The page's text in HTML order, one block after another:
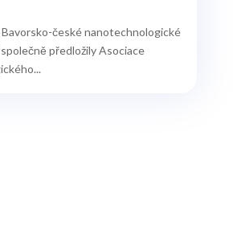
české nanotechnologické
předložily Asociace